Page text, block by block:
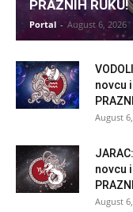
PRAZNIH RUKU!
Portal - August 6, 2026
novcu i
August
novcu i
August